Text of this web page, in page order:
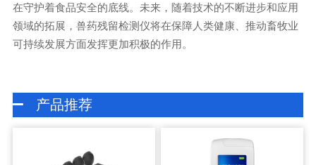
在守护着食品安全的底线。未来，随着技术的不断进步和应用
领域的拓展，兽药残留检测仪将在保障人类健康、推动畜牧业
可持续发展方面发挥更加积极的作用。
产品推荐